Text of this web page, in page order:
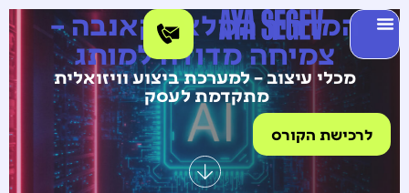
המדריך המלא לקאנבה –
צמיחה מדודה למותג
מכלי עיצוב – למערכת ביצוע וויזואלית
מתקדמת לעסק
לרכישת הקורס